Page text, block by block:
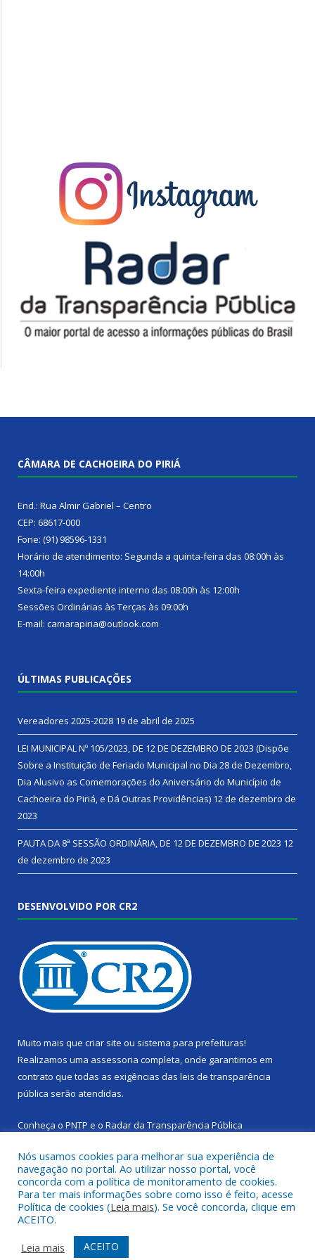
CÂMARA DE CACHOEIRA DO PIRIÁ
End.: Rua Almir Gabriel – Centro
CEP: 68617-000
Fone: (91) 98596-1331
Horário de atendimento: Segunda a quinta-feira das 08:00h às
14:00h
Sexta-feira expediente interno das 08:00h às 12:00h
Sessões Ordinárias às Terças às 09:00h
E-mail: camarapiria@outlook.com
ÚLTIMAS PUBLICAÇÕES
Vereadores 2025-2028 19 de abril de 2025
LEI MUNICIPAL Nº 105/2023, DE 12 DE DEZEMBRO DE 2023 (Dispõe
Sobre a Instituição de Feriado Municipal no Dia 28 de Dezembro,
Dia Alusivo as Comemorações do Aniversário do Município de
Cachoeira do Piriá, e Dá Outras Providências) 12 de dezembro de
2023
PAUTA DA 8ª SESSÃO ORDINÁRIA, DE 12 DE DEZEMBRO DE 2023 12
de dezembro de 2023
DESENVOLVIDO POR CR2
Muito mais que criar site ou sistema para prefeituras!
Realizamos uma assessoria completa, onde garantimos em
contrato que todas as exigências das leis de transparência
pública serão atendidas.
Conheça o PNTP e o Radar da Transparência Pública
Todos os direitos reservados a Câmara Municipal de Cachoeira
do Piriá.
Mapa do Site
Acessar Área Administrativa
Nós usamos cookies para melhorar sua experiência de
navegação no portal. Ao utilizar nosso portal, você
concorda com a política de monitoramento de cookies.
Para ter mais informações sobre como isso é feito, acesse
Política de cookies (Leia mais). Se você concorda, clique em
ACEITO.
Leia mais
ACEITO